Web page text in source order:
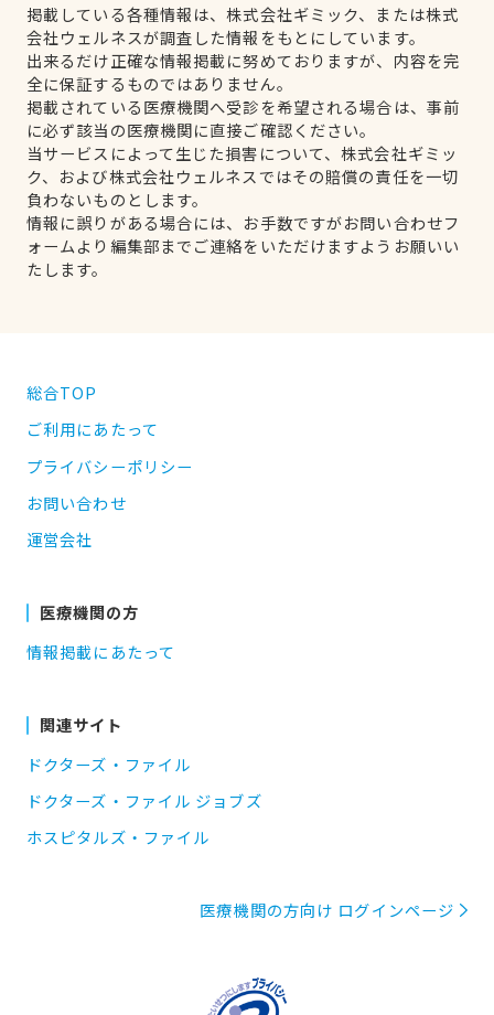
掲載している各種情報は、株式会社ギミック、または株式
会社ウェルネスが調査した情報をもとにしています。
出来るだけ正確な情報掲載に努めておりますが、内容を完
全に保証するものではありません。
掲載されている医療機関へ受診を希望される場合は、事前
に必ず該当の医療機関に直接ご確認ください。
当サービスによって生じた損害について、株式会社ギミッ
ク、および株式会社ウェルネスではその賠償の責任を一切
負わないものとします。
情報に誤りがある場合には、お手数ですがお問い合わせフ
ォームより編集部までご連絡をいただけますようお願いい
たします。
総合TOP
ご利用にあたって
プライバシーポリシー
お問い合わせ
運営会社
医療機関の方
情報掲載にあたって
関連サイト
ドクターズ・ファイル
ドクターズ・ファイル ジョブズ
ホスピタルズ・ファイル
医療機関の方向け ログインページ